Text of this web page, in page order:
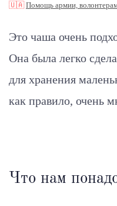
🇺🇦Помощь армии,
Это чаша очень
Она была легко
для хранения
как правило, очень
Что нам